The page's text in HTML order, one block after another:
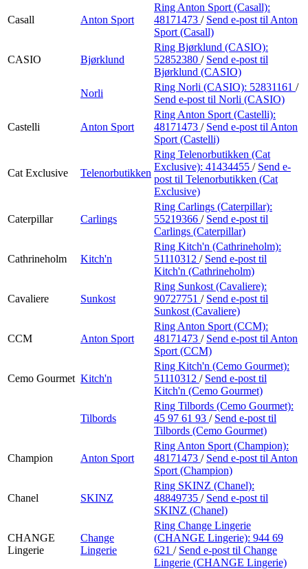
Casall Anton Sport
Ring Anton Sport (Casall):
48171473 / Send e-post til Anton
Sport (Casall)
CASIO Bjørklund
Ring Bjørklund (CASIO):
52852380 / Send e-post til
Bjørklund (CASIO)
Norli
Ring Norli (CASIO): 52831161 /
Send e-post til Norli (CASIO)
Castelli Anton Sport
Ring Anton Sport (Castelli):
48171473 / Send e-post til Anton
Sport (Castelli)
Cat Exclusive Telenorbutikken
Ring Telenorbutikken (Cat
Exclusive): 41434455 / Send e-
post til Telenorbutikken (Cat
Exclusive)
Caterpillar Carlings
Ring Carlings (Caterpillar):
55219366 / Send e-post til
Carlings (Caterpillar)
Cathrineholm Kitch'n
Ring Kitch'n (Cathrineholm):
51110312 / Send e-post til
Kitch'n (Cathrineholm)
Cavaliere Sunkost
Ring Sunkost (Cavaliere):
90727751 / Send e-post til
Sunkost (Cavaliere)
CCM Anton Sport
Ring Anton Sport (CCM):
48171473 / Send e-post til Anton
Sport (CCM)
Cemo Gourmet Kitch'n
Ring Kitch'n (Cemo Gourmet):
51110312 / Send e-post til
Kitch'n (Cemo Gourmet)
Tilbords
Ring Tilbords (Cemo Gourmet):
45 97 61 93 / Send e-post til
Tilbords (Cemo Gourmet)
Champion Anton Sport
Ring Anton Sport (Champion):
48171473 / Send e-post til Anton
Sport (Champion)
Chanel SKINZ
Ring SKINZ (Chanel):
48849735 / Send e-post til
SKINZ (Chanel)
CHANGE
Lingerie
Change
Lingerie
Ring Change Lingerie
(CHANGE Lingerie): 944 69
621 / Send e-post til Change
Lingerie (CHANGE Lingerie)